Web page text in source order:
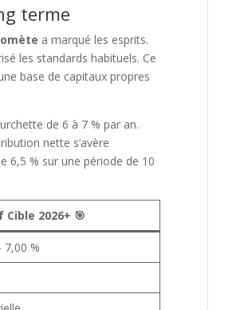
terme
a marqué les esprits.
les standards habituels. Ce
base de capitaux propres
de 6 à 7 % par an.
nette s’avère
6,5 % sur une période de 10
2026+ 🎯
7,00 %